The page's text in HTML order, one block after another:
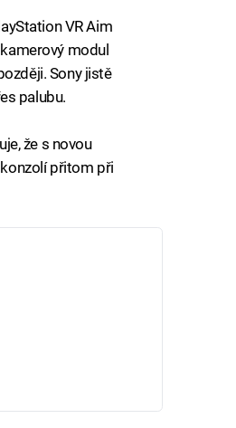
VR Aim
modul
Sony jistě
palubu.
že s novou
přitom při